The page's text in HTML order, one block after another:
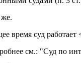
время суд
см.: "Суд по